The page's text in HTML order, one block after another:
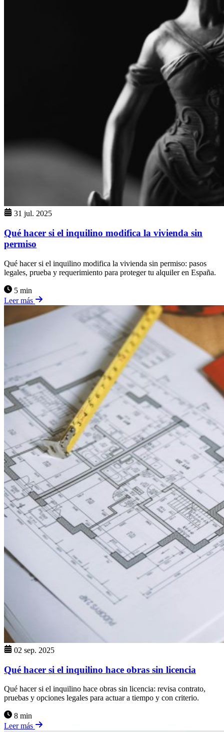
31 jul. 2025
Qué hacer si el inquilino modifica la vivienda sin
permiso
Qué hacer si el inquilino modifica la vivienda sin permiso: pasos
legales, prueba y requerimiento para proteger tu alquiler en España.
5 min
Leer más
02 sep. 2025
Qué hacer si el inquilino hace obras sin licencia
Qué hacer si el inquilino hace obras sin licencia: revisa contrato,
pruebas y opciones legales para actuar a tiempo y con criterio.
8 min
Leer más